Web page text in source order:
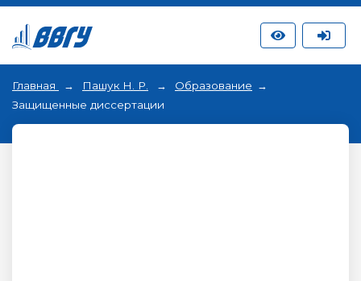
Главная Пашук Н. Р.
Образование
Защищенные диссертации